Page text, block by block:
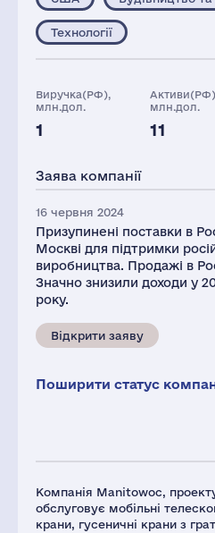
Компанія Manitowoc,
обслуговує мобільні
крани, гусеничні крани з
Технології
Виручка(РФ),
млн.дол.
1
млн.дол.
11
2228
Заява компанії
16 червня 2024
Призупинені поставки в
Москві для підтримки
виробництва. Продажі в
Значно знизили доходи у
року.
Відкрити заяву
Поширити статус